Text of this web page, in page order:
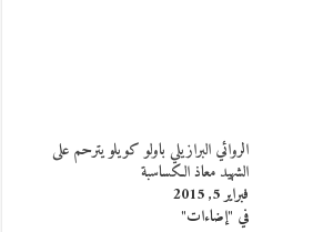
الروائي البرازيلي باولو كويلو يترحم على
الشهيد معاذ الكساسبة
فبراير 5, 2015
في "إضاءات"